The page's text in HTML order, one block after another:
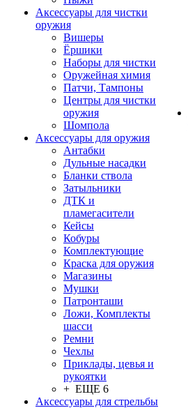
Аксессуары для чистки
оружия
Вишеры
Ёршики
Наборы для чистки
Оружейная химия
Патчи, Тампоны
Центры для чистки
оружия
Шомпола
Аксессуары для оружия
Антабки
Дульные насадки
Бланки ствола
Затыльники
ДТК и
пламегасители
Кейсы
Кобуры
Комплектующие
Краска для оружия
Магазины
Мушки
Патронташи
Ложи, Комплекты
шасси
Ремни
Чехлы
Приклады, цевья и
рукоятки
+ ЕЩЕ 6
Аксессуары для стрельбы